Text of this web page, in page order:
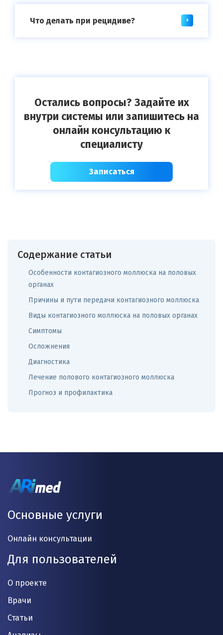
Что делать при рецидиве?
Остались вопросы? Задайте их
внутри системы или запишитесь на
онлайн консультацию к
специалисту
Записаться
Содержание статьи
Особенности контагиозного моллюска на половых
органах
Причины и пути передачи контагиозного моллюска
Виды контагиозного моллюска на половых органах
Симптомы
Осложнения
Диагностика
Лечение полового контагиозного моллюска
Прогноз и профилактика
Основные услуги
Онлайн консультации
Для пользователей
О проекте
Врачи
Статьи